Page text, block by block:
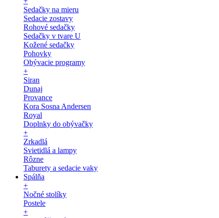
Sedačky na mieru
Sedacie zostavy
Rohové sedačky
Sedačky v tvare U
Kožené sedačky
Pohovky
Obývacie programy
+
Siran
Dunaj
Provance
Kora Sosna Andersen
Royal
Doplnky do obývačky
+
Zrkadlá
Svietidlá a lampy
Rôzne
Taburety a sedacie vaky
Spálňa
+
Nočné stolíky
Postele
+